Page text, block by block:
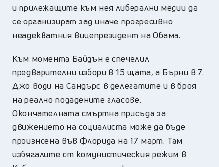
и прилежащите към нея либерални медии да
се организират зад иначе прогресивно
неадекватния вицепрезидент на Обама.
Към момента Байдън е спечелил
предварителни избори в 15 щата, а Бърни в 7.
Джо води на Сандърс в делегатите и в броя
на реално подадените гласове.
Окончателната смъртна присъда за
движението на социалиста може да бъде
произнсена във Флорида на 17 март. Там
избягалите от комунистическия режим в